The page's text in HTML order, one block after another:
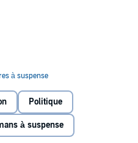
l'objet de toutes les
Samarkand
Politique
à suspense